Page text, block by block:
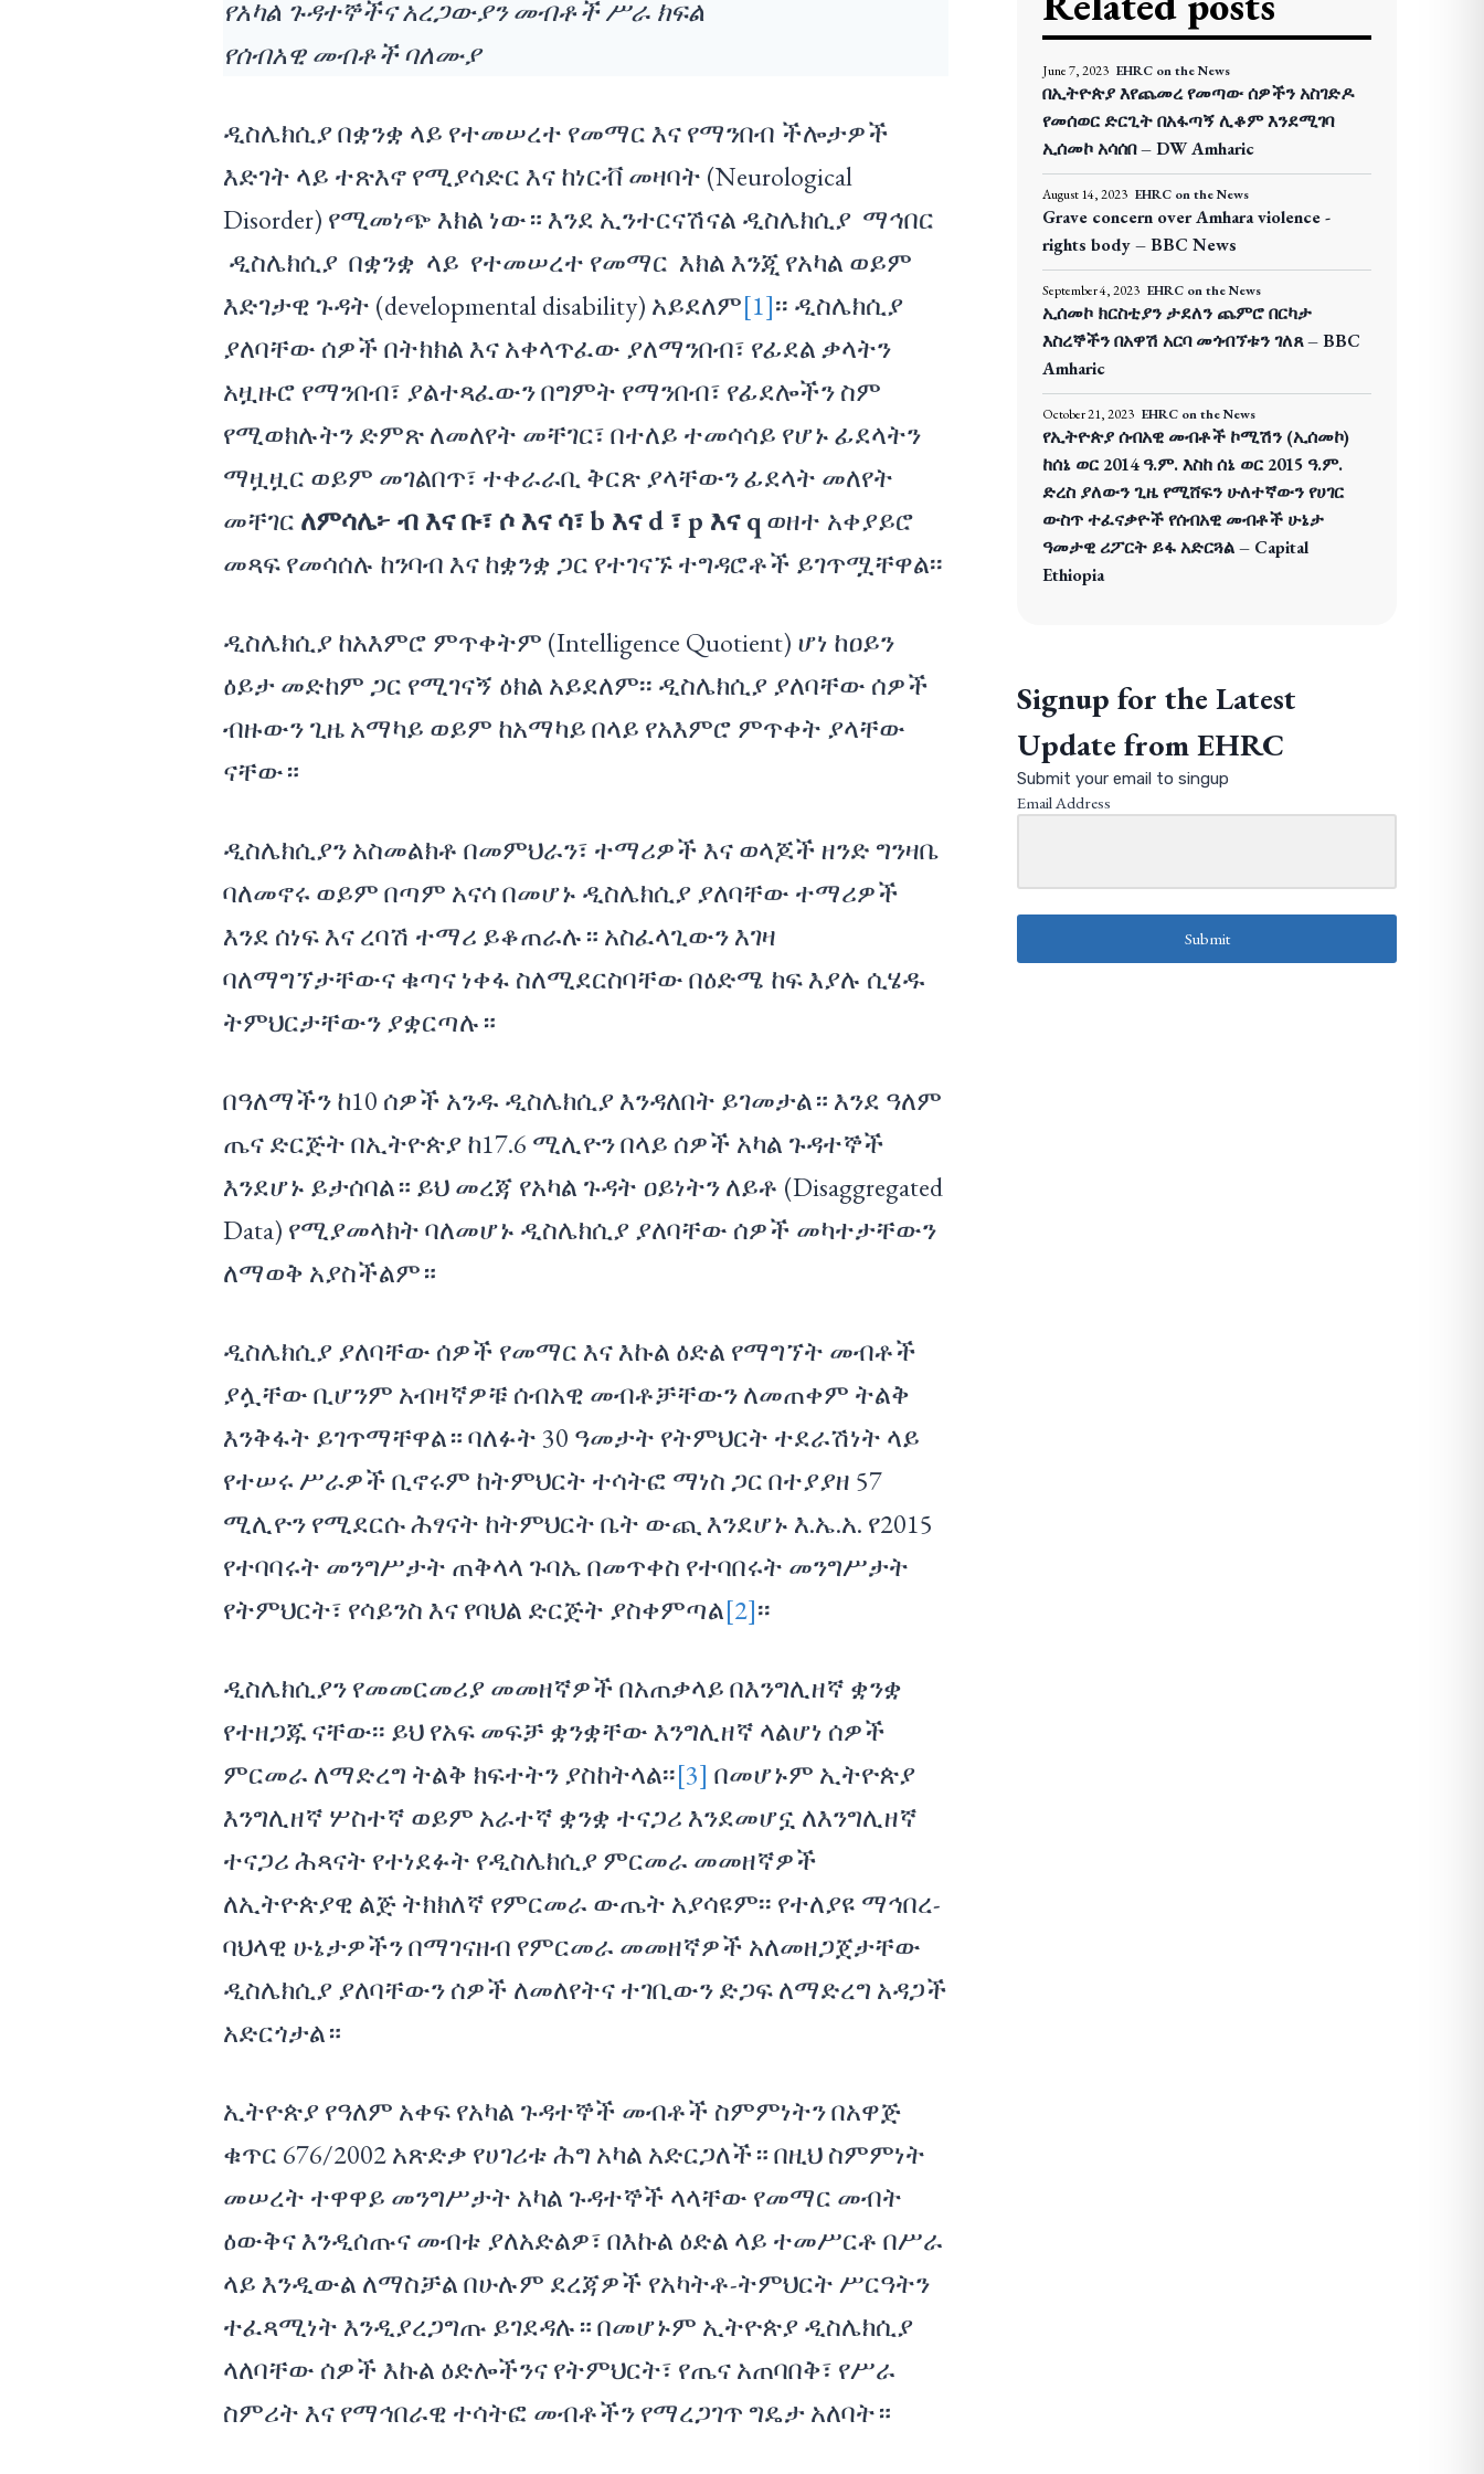
የአካል ጉዳተኞችና አረጋውያን መብቶች ሥራ ክፍል
የሰብአዊ መብቶች ባለሙያ
ዲስሌክሲያ በቋንቋ ላይ የተመሠረተ የመማር እና የማንበብ ችሎታዎች
እድገት ላይ ተጽእኖ የሚያሳድር እና ከነርቭ መዛባት (Neurological
Disorder) የሚመነጭ እክል ነው። እንደ ኢንተርናሽናል ዲስሌክሲያ ማኅበር
ዲስሌክሲያ በቋንቋ ላይ የተመሠረተ የመማር እክል እንጂ የአካል ወይም
እድገታዊ ጉዳት (developmental disability) አይደለም[1]፡፡ ዲስሌክሲያ
ያለባቸው ሰዎች በትክክል እና አቀላጥፈው ያለማንበብ፣ የፊደል ቃላትን
አዟዙሮ የማንበብ፣ ያልተጻፈውን በግምት የማንበብ፣ የፊደሎችን ስም
የሚወክሉትን ድምጽ ለመለየት መቸገር፣ በተለይ ተመሳሳይ የሆኑ ፊደላትን
ማዟዟር ወይም መገልበጥ፣ ተቀራራቢ ቅርጽ ያላቸውን ፊደላት መለየት
መቸገር ለምሳሌ፦ ብ እናቡ፣ ሶ እና ሳ፣b እናd ፣ p እናq ወዘተ አቀያይሮ
መጻፍ የመሳሰሉ ከንባብ እና ከቋንቋ ጋር የተገናኙ ተግዳሮቶች ይገጥሟቸዋል፡፡
ዲስሌክሲያ ከአእምሮ ምጥቀትም (Intelligence Quotient) ሆነ ከዐይን
ዕይታ መድከም ጋር የሚገናኝ ዕክል አይደለም፡፡ ዲስሌክሲያ ያለባቸው ሰዎች
ብዙውን ጊዜ አማካይ ወይም ከአማካይ በላይ የአእምሮ ምጥቀት ያላቸው
ናቸው።
ዲስሌክሲያን አስመልክቶ በመምህራን፣ ተማሪዎች እና ወላጆች ዘንድ ግንዛቤ
ባለመኖሩ ወይም በጣም አናሳ በመሆኑ ዲስሌክሲያ ያለባቸው ተማሪዎች
እንደ ሰነፍ እና ረባሽ ተማሪ ይቆጠራሉ። አስፈላጊውን እገዛ
ባለማግኘታቸውና ቁጣና ነቀፋ ስለሚደርስባቸው በዕድሜ ከፍ እያሉ ሲሄዱ
ትምህርታቸውን ያቋርጣሉ።
በዓለማችን ከ10 ሰዎች አንዱ ዲስሌክሲያ እንዳለበት ይገመታል። እንደ ዓለም
ጤና ድርጅት በኢትዮጵያ ከ17.6 ሚሊዮን በላይ ሰዎች አካል ጉዳተኞች
እንደሆኑ ይታሰባል። ይህ መረጃ የአካል ጉዳት ዐይነትን ለይቶ (Disaggregated
Data) የሚያመላክት ባለመሆኑ ዲስሌክሲያ ያለባቸው ሰዎች መካተታቸውን
ለማወቅ አያስችልም።
ዲስሌክሲያ ያለባቸው ሰዎች የመማር እና እኩል ዕድል የማግኘት መብቶች
ያሏቸው ቢሆንም አብዛኛዎቹ ሰብአዊ መብቶቻቸውን ለመጠቀም ትልቅ
እንቅፋት ይገጥማቸዋል። ባለፉት 30 ዓመታት የትምህርት ተደራሽነት ላይ
የተሠሩ ሥራዎች ቢኖሩም ከትምህርት ተሳትፎ ማነስ ጋር በተያያዘ 57
ሚሊዮን የሚደርሱ ሕፃናት ከትምህርት ቤት ውጪ እንደሆኑ እ.ኤ.አ. የ2015
የተባባሩት መንግሥታት ጠቅላላ ጉባኤ በመጥቀስ የተባበሩት መንግሥታት
የትምህርት፣ የሳይንስ እና የባህል ድርጅት ያስቀምጣል[2]፡፡
ዲስሌክሲያን የመመርመሪያ መመዘኛዎች በአጠቃላይ በእንግሊዘኛ ቋንቋ
የተዘጋጁ ናቸው፡፡ ይህ የአፍ መፍቻ ቋንቋቸው እንግሊዘኛ ላልሆነ ሰዎች
ምርመራ ለማድረግ ትልቅ ክፍተትን ያስከትላል፡፡[3] በመሆኑም ኢትዮጵያ
እንግሊዘኛ ሦስተኛ ወይም አራተኛ ቋንቋ ተናጋሪ እንደመሆኗ ለእንግሊዘኛ
ተናጋሪ ሕጻናት የተነደፉት የዲስሌክሲያ ምርመራ መመዘኛዎች
ለኢትዮጵያዊ ልጅ ትክክለኛ የምርመራ ውጤት አያሳዩም፡፡ የተለያዩ ማኅበረ-
ባህላዊ ሁኔታዎችን በማገናዘብ የምርመራ መመዘኛዎች አለመዘጋጀታቸው
ዲስሌክሲያ ያለባቸውን ሰዎች ለመለየትና ተገቢውን ድጋፍ ለማድረግ አዳጋች
አድርጎታል።
ኢትዮጵያ የዓለም አቀፍ የአካል ጉዳተኞች መብቶች ስምምነትን በአዋጅ
ቁጥር 676/2002 አጽድቃ የሀገሪቱ ሕግ አካል አድርጋለች። በዚህ ስምምነት
መሠረት ተዋዋይ መንግሥታት አካል ጉዳተኞች ላላቸው የመማር መብት
ዕውቅና እንዲሰጡና መብቱ ያለአድልዎ፣ በእኩል ዕድል ላይ ተመሥርቶ በሥራ
ላይ እንዲውል ለማስቻል በሁሉም ደረጃዎች የአካትቶ-ትምህርት ሥርዓትን
ተፈጻሚነት እንዲያረጋግጡ ይገደዳሉ። በመሆኑም ኢትዮጵያ ዲስሌክሲያ
ላለባቸው ሰዎች እኩል ዕድሎችንና የትምህርት፣ የጤና አጠባበቅ፣ የሥራ
ስምሪት እና የማኅበራዊ ተሳትፎ መብቶችን የማረጋገጥ ግዴታ አለባት።
June 7, 2023 EHRC on the News
በኢትዮጵያ እየጨመረ የመጣው ሰዎችን አስገድዶ
የመሰወር ድርጊት በአፋጣኝ ሊቆም እንደሚገባ
ኢሰመኮ አሳሰበ – DW Amharic
August 14, 2023 EHRC on the News
Grave concern over Amhara violence -
rights body – BBC News
September 4, 2023 EHRC on the News
ኢሰመኮ ክርስቲያን ታደለን ጨምሮ በርካታ
እስረኞችን በአዋሽ አርባ መጎብኘቱን ገለጸ – BBC
Amharic
October 21, 2023 EHRC on the News
የኢትዮጵያ ሰብአዊ መብቶች ኮሚሽን (ኢሰመኮ)
ከሰኔ ወር 2014 ዓ.ም. እስከ ሰኔ ወር 2015 ዓ.ም.
ድረስ ያለውን ጊዜ የሚሸፍን ሁለተኛውን የሀገር
ውስጥ ተፈናቃዮች የሰብአዊ መብቶች ሁኔታ
ዓመታዊ ሪፖርት ይፋ አድርጓል – Capital
Ethiopia
Signup for the Latest
Update from EHRC
Submit your email to singup
Email Address
Submit